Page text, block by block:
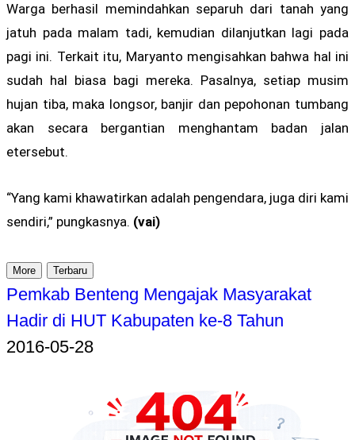
Warga berhasil memindahkan separuh dari tanah yang
jatuh pada malam tadi, kemudian dilanjutkan lagi pada
pagi ini. Terkait itu, Maryanto mengisahkan bahwa hal ini
sudah hal biasa bagi mereka. Pasalnya, setiap musim
hujan tiba, maka longsor, banjir dan pepohonan tumbang
akan secara bergantian menghantam badan jalan
etersebut.
“Yang kami khawatirkan adalah pengendara, juga diri kami
sendiri,” pungkasnya. (vai)
More Terbaru
Pemkab Benteng Mengajak Masyarakat
Hadir di HUT Kabupaten ke-8 Tahun
2016-05-28